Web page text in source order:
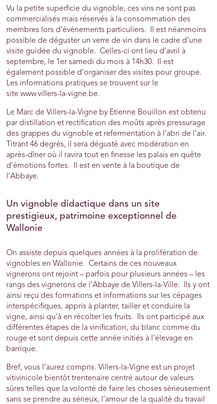
Vu la petite superficie du vignoble, ces vins ne sont pas
commercialisés mais réservés à la consommation des
membres lors d’événements particuliers. Il est néanmoins
possible de déguster un verre de vin dans le cadre d’une
visite guidée du vignoble. Celles-ci ont lieu d’avril à
septembre, le 1er samedi du mois à 14h30. Il est
également possible d’organiser des visites pour groupe.
Les informations pratiques se trouvent sur le
site www.villers-la-vigne.be.
Le Marc de Villers-la-Vigne by Etienne Bouillon est obtenu
par distillation et rectification des moûts après pressurage
des grappes du vignoble et refermentation à l’abri de l’air.
Titrant 46 degrés, il sera dégusté avec modération en
après-dîner où il ravira tout en finesse les palais en quête
d’émotions fortes. Il est en vente à la boutique de
l’Abbaye.
Un vignoble didactique dans un site
prestigieux, patrimoine exceptionnel de
Wallonie
On assiste depuis quelques années à la prolifération de
vignobles en Wallonie. Certains de ces nouveaux
vignerons ont rejoint – parfois pour plusieurs années – les
rangs des vignerons de l’Abbaye de Villers-la-Ville. Ils y ont
ainsi reçu des formations et informations sur les cépages
interspécifiques, appris à planter, tailler et conduire la
vigne, ainsi qu’à en récolter les fruits. Ils ont participé aux
différentes étapes de la vinification, du blanc comme du
rouge et sont depuis cette année initiés à l’élevage en
barrique.
Bref, vous l’aurez compris. Villers-la-Vigne est un projet
vitivinicole bientôt trentenaire centré autour de valeurs
sûres telles que la volonté de faire les choses sérieusement
sans se prendre au sérieux, l’amour de la qualité du travail